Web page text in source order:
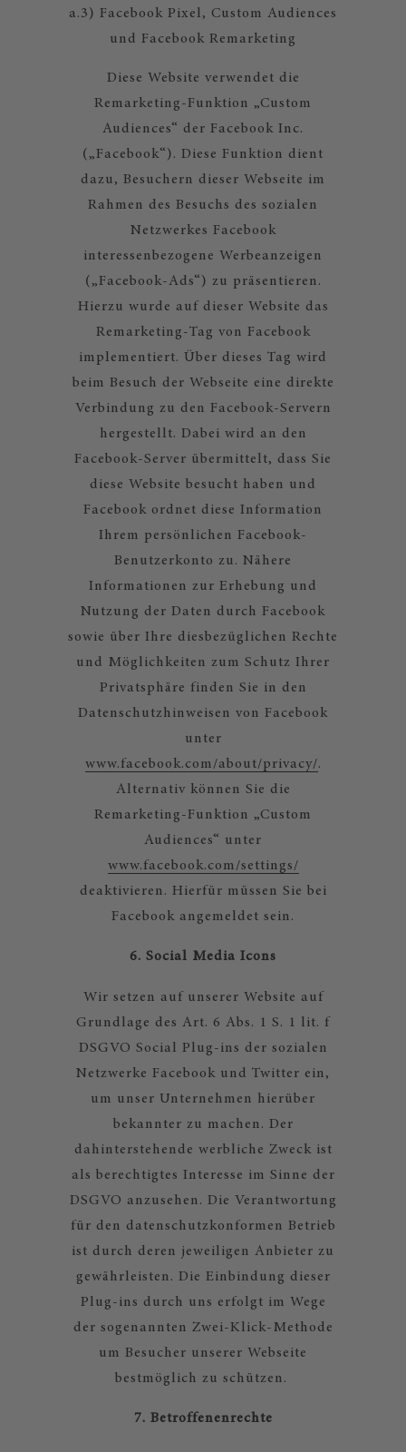
a.3) Facebook Pixel, Custom Audiences
und Facebook Remarketing
Diese Website verwendet die
Remarketing-Funktion „Custom
Audiences“ der Facebook Inc.
(„Facebook“). Diese Funktion dient
dazu, Besuchern dieser Webseite im
Rahmen des Besuchs des sozialen
Netzwerkes Facebook
interessenbezogene Werbeanzeigen
(„Facebook-Ads“) zu präsentieren.
Hierzu wurde auf dieser Website das
Remarketing-Tag von Facebook
implementiert. Über dieses Tag wird
beim Besuch der Webseite eine direkte
Verbindung zu den Facebook-Servern
hergestellt. Dabei wird an den
Facebook-Server übermittelt, dass Sie
diese Website besucht haben und
Facebook ordnet diese Information
Ihrem persönlichen Facebook-
Benutzerkonto zu. Nähere
Informationen zur Erhebung und
Nutzung der Daten durch Facebook
sowie über Ihre diesbezüglichen Rechte
und Möglichkeiten zum Schutz Ihrer
Privatsphäre finden Sie in den
Datenschutzhinweisen von Facebook
unter
www.facebook.com/about/privacy/.
Alternativ können Sie die
Remarketing-Funktion „Custom
Audiences“ unter
www.facebook.com/settings/
deaktivieren. Hierfür müssen Sie bei
Facebook angemeldet sein.
6. Social Media Icons
Wir setzen auf unserer Website auf
Grundlage des Art. 6 Abs. 1 S. 1 lit. f
DSGVO Social Plug-ins der sozialen
Netzwerke Facebook und Twitter ein,
um unser Unternehmen hierüber
bekannter zu machen. Der
dahinterstehende werbliche Zweck ist
als berechtigtes Interesse im Sinne der
DSGVO anzusehen. Die Verantwortung
für den datenschutzkonformen Betrieb
ist durch deren jeweiligen Anbieter zu
gewährleisten. Die Einbindung dieser
Plug-ins durch uns erfolgt im Wege
der sogenannten Zwei-Klick-Methode
um Besucher unserer Webseite
bestmöglich zu schützen.
7. Betroffenenrechte